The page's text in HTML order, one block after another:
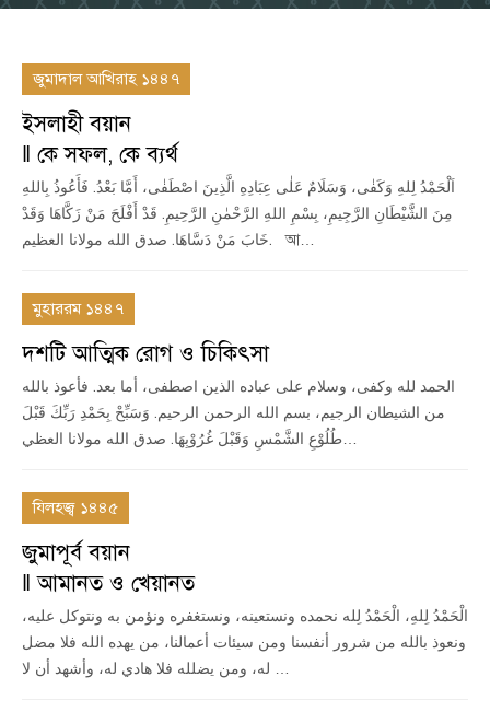
জুমাদাল আখিরাহ ১৪৪৭
ইসলাহী বয়ান
‖ কে সফল, কে ব্যর্থ
اَلْحَمْدُ لِلهِ وَكَفٰى، وَسَلَامٌ عَلٰى عِبَادِهِ الَّذِينَ اصْطَفٰى، أَمَّا بَعْدُ. فَأَعُوذُ بِاللهِ
مِنَ الشَّيْطَانِ الرَّجِيمِ، بِسْمِ اللهِ الرَّحْمٰنِ الرَّحِيمِ. قَدْ أَفْلَحَ مَنْ زَكَّاهَا وَقَدْ
خَابَ مَنْ دَسَّاهَا. صدق الله مولانا العظيم. আ…
মুহাররম ১৪৪৭
দশটি আত্মিক রোগ ও চিকিৎসা
الحمد لله وكفى، وسلام على عباده الذين اصطفى، أما بعد. فأعوذ بالله
من الشيطان الرجيم، بسم الله الرحمن الرحيم. وَسَبِّحْ بِحَمْدِ رَبِّكَ قَبْلَ
طُلُوْعِ الشَّمْسِ وَقَبْلَ غُرُوْبِهَا. صدق الله مولانا العظي…
যিলহজ্ব ১৪৪৫
জুমাপূর্ব বয়ান
‖ আমানত ও খেয়ানত
الْحَمْدُ لِلهِ، الْحَمْدُ لِله نحمده ونستعينه، ونستغفره ونؤمن به ونتوكل عليه،
ونعوذ بالله من شرور أنفسنا ومن سيئات أعمالنا، من يهده الله فلا مضل
له، ومن يضلله فلا هادي له، وأشهد أن لا …